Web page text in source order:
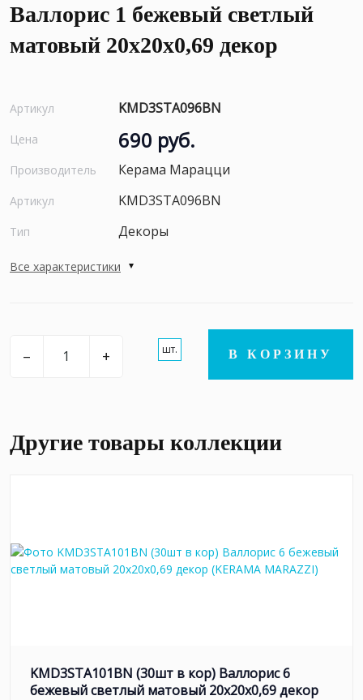
Валлорис 1 бежевый светлый
матовый 20x20x0,69 декор
Артикул KMD3STA096BN
Цена 690 руб.
Производитель Керама Марацци
Артикул KMD3STA096BN
Тип Декоры
Все характеристики
– + шт. В КОРЗИНУ
Другие товары коллекции
KMD3STA101BN (30шт в кор) Валлорис 6
бежевый светлый матовый 20x20x0,69 декор